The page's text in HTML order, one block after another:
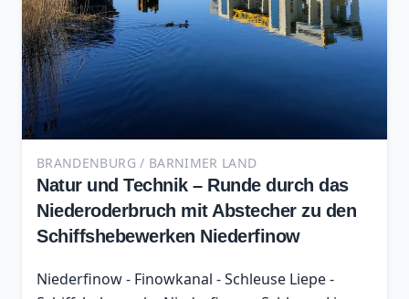
BRANDENBURG / BARNIMER LAND
Natur und Technik – Runde durch das
Niederoderbruch mit Abstecher zu den
Schiffshebewerken Niederfinow
Niederfinow - Finowkanal - Schleuse Liepe -